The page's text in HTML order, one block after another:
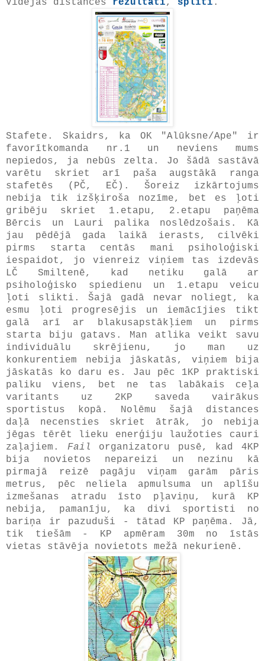
Vidējās distances rezultāti, spliti .
Stafete. Skaidrs, ka OK "Alūksne/Ape" ir
favorītkomanda nr.1 un neviens mums
nepiedos, ja nebūs zelta. Jo šādā sastāvā
varētu skriet arī paša augstākā ranga
stafetēs (PČ, EČ). Šoreiz izkārtojums
nebija tik izšķiroša nozīme, bet es ļoti
gribēju skriet 1.etapu, 2.etapu paņēma
Bērcis un Lauri palika noslēdzošais. Kā
jau pēdējā gada laikā ierasts, cilvēki
pirms starta centās mani psiholoģiski
iespaidot, jo vienreiz viņiem tas izdevās
LČ Smiltenē, kad netiku galā ar
psiholoģisko spiedienu un 1.etapu veicu
ļoti slikti. Šajā gadā nevar noliegt, ka
esmu ļoti progresējis un iemācījies tikt
galā arī ar blakusapstākļiem un pirms
starta biju gatavs. Man atlika veikt savu
individuālu skrējienu, jo man uz
konkurentiem nebija jāskatās, viņiem bija
jāskatās ko daru es. Jau pēc 1KP praktiski
paliku viens, bet ne tas labākais ceļa
varitants uz 2KP saveda vairākus
sportistus kopā. Nolēmu šajā distances
daļā necensties skriet ātrāk, jo nebija
jēgas tērēt lieku enerģiju laužoties cauri
zaļajiem. Fail organizatoru pusē, kad 4KP
bija novietos nepareizi un nezinu kā
pirmajā reizē pagāju viņam garām pāris
metrus, pēc neliela apmulsuma un aplīšu
izmešanas atradu īsto pļaviņu, kurā KP
nebija, pamanīju, ka divi sportisti no
bariņa ir pazuduši - tātad KP paņēma. Jā,
tik tiešām - KP apmēram 30m no īstās
vietas stāvēja novietots mežā nekurienē.